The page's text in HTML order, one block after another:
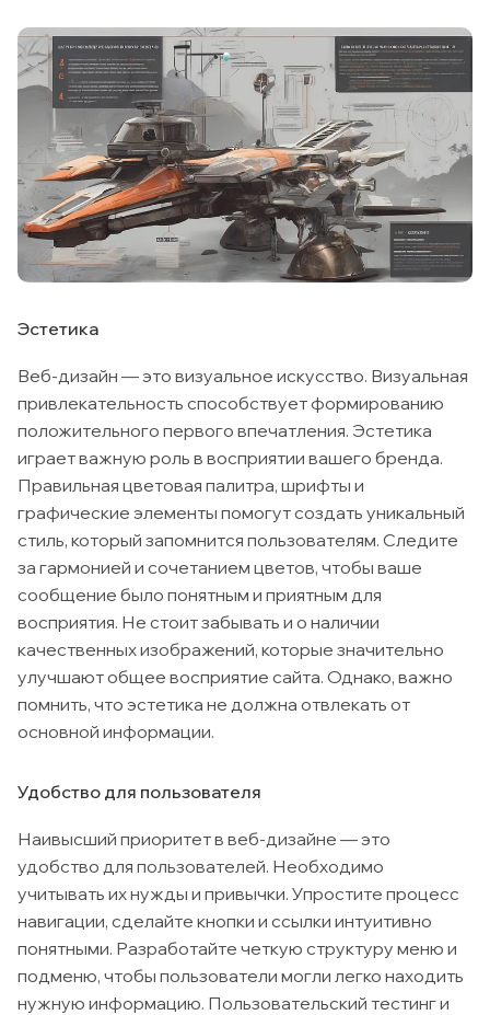
Эстетика
Веб-дизайн — это визуальное искусство. Визуальная
привлекательность способствует формированию
положительного первого впечатления. Эстетика
играет важную роль в восприятии вашего бренда.
Правильная цветовая палитра, шрифты и
графические элементы помогут создать уникальный
стиль, который запомнится пользователям. Следите
за гармонией и сочетанием цветов, чтобы ваше
сообщение было понятным и приятным для
восприятия. Не стоит забывать и о наличии
качественных изображений, которые значительно
улучшают общее восприятие сайта. Однако, важно
помнить, что эстетика не должна отвлекать от
основной информации.
Удобство для пользователя
Наивысший приоритет в веб-дизайне — это
удобство для пользователей. Необходимо
учитывать их нужды и привычки. Упростите процесс
навигации, сделайте кнопки и ссылки интуитивно
понятными. Разработайте четкую структуру меню и
подменю, чтобы пользователи могли легко находить
нужную информацию. Пользовательский тестинг и